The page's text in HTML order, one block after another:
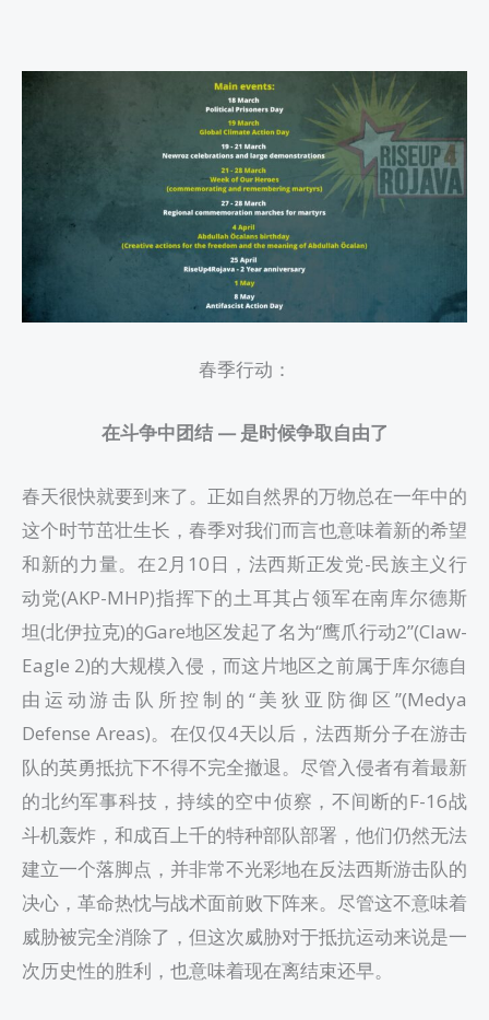
春季行动：
在斗争中团结 — 是时候争取自由了
春天很快就要到来了。正如自然界的万物总在一年中的
这个时节茁壮生长，春季对我们而言也意味着新的希望
和新的力量。在2月10日，法西斯正发党-民族主义行
动党(AKP-MHP)指挥下的土耳其占领军在南库尔德斯
坦(北伊拉克)的Gare地区发起了名为“鹰爪行动2”(Claw-
Eagle 2)的大规模入侵，而这片地区之前属于库尔德自
由运动游击队所控制的“美狄亚防御区”(Medya
Defense Areas)。在仅仅4天以后，法西斯分子在游击
队的英勇抵抗下不得不完全撤退。尽管入侵者有着最新
的北约军事科技，持续的空中侦察，不间断的F-16战
斗机轰炸，和成百上千的特种部队部署，他们仍然无法
建立一个落脚点，并非常不光彩地在反法西斯游击队的
决心，革命热忱与战术面前败下阵来。尽管这不意味着
威胁被完全消除了，但这次威胁对于抵抗运动来说是一
次历史性的胜利，也意味着现在离结束还早。